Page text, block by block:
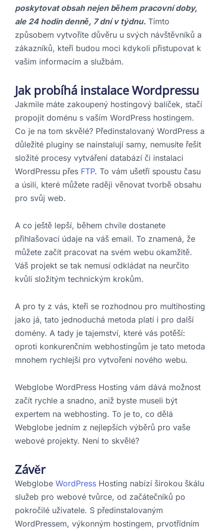
poskytovat obsah nejen během pracovní doby,
ale 24 hodin denně, 7 dní v týdnu. Tímto
způsobem vytvoříte důvěru u svých návštěvníků a
zákazníků, kteří budou moci kdykoli přistupovat k
vašim informacím a službám.
Jak probíhá instalace Wordpressu
Jakmile máte zakoupený hostingový balíček, stačí
propojit doménu s vaším WordPress hostingem.
Co je na tom skvělé? Předinstalovaný WordPress a
důležité pluginy se nainstalují samy, nemusíte řešit
složité procesy vytváření databází či instalaci
WordPressu přes FTP. To vám ušetří spoustu času
a úsilí, které můžete raději věnovat tvorbě obsahu
pro svůj web.
A co ještě lepší, během chvíle dostanete
přihlašovací údaje na váš email. To znamená, že
můžete začít pracovat na svém webu okamžitě.
Váš projekt se tak nemusí odkládat na neurčito
kvůli složitým technickým krokům.
A pro ty z vás, kteří se rozhodnou pro multihosting
jako já, tato jednoduchá metoda platí i pro další
domény. A tady je tajemství, které vás potěší:
oproti konkurenčním webhostingům je tato metoda
mnohem rychlejší pro vytvoření nového webu.
Webglobe WordPress Hosting vám dává možnost
začít rychle a snadno, aniž byste museli být
expertem na webhosting. To je to, co dělá
Webglobe jedním z nejlepších výběrů pro vaše
webové projekty. Není to skvělé?
Závěr
Webglobe WordPress Hosting nabízí širokou škálu
služeb pro webové tvůrce, od začátečníků po
pokročilé uživatele. S předinstalovaným
WordPressem, výkonným hostingem, prvotřídním